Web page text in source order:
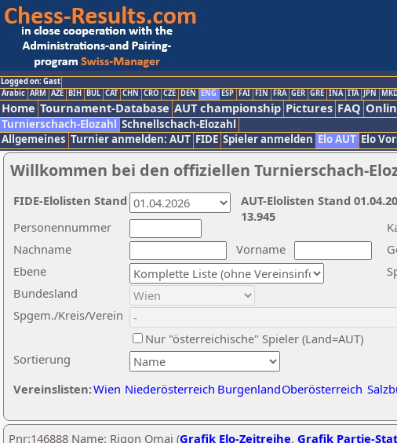
Logged on: Gast
Arabic ARM AZE BIH BUL CAT CHN CRO CZE DEN ENG ESP FAI FIN FRA GER GRE INA ITA JPN
Home Tournament-Database AUT championship Pictures FAQ
Turnierschach-Elozahl Schnellschach-Elozahl
Allgemeines Turnier anmelden: AUT FIDE Spieler anmelden Elo AUT Elo
Willkommen bei den offiziellen Turnierschach-
Nachname
Vorname
Ebene
Sortierung
Personennummer
Bundesland
Spgem./Kreis/Verein
Nur "österreichische" Spieler (Land=AUT)
Vereinslisten:Wien Niederösterreich BurgenlandOberösterreich
AUT-Elolisten Stand
13.945
FIDE-Elolisten Stand
Pnr:146888 Name: Rigon Omaj (Grafik Elo-Zeitreihe, Grafik Partie-